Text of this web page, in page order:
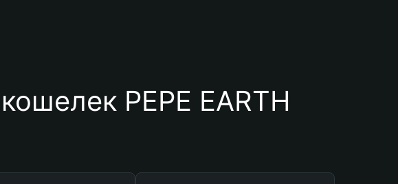
PEPE EARTH